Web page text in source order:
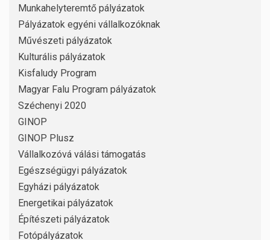
Munkahelyteremtő pályázatok
Pályázatok egyéni vállalkozóknak
Művészeti pályázatok
Kulturális pályázatok
Kisfaludy Program
Magyar Falu Program pályázatok
Széchenyi 2020
GINOP
GINOP Plusz
Vállalkozóvá válási támogatás
Egészségügyi pályázatok
Egyházi pályázatok
Energetikai pályázatok
Építészeti pályázatok
Fotópályázatok